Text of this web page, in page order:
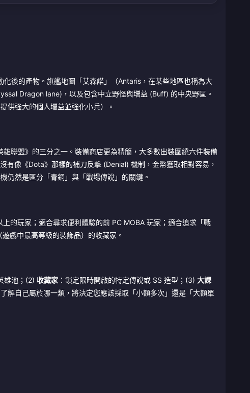
後的產物。旗艦地圖「艾森諾」（Antaris，在某些地區也稱為大
Dragon lane)，以及包含中立野怪與增益 (Buff) 的中央野區。
供強大的個人增益並強化小兵）。
聯盟》的三分之一。裝備商店更為精簡，大多數出裝圍繞六件裝備
有像《Dota》那樣的補刀反擊 (Denial) 機制，金幣獲取相對容易，
仍然是區分「青銅」與「戰場傳說」的關鍵。
的玩家；適合尋求便利體驗的前 PC MOBA 玩家；適合追求「戰
戲中最高等級的裝飾品）的收藏家。
雄池；(2) 收藏家 ：鎖定限時開啟的特定傳說或 SS 造型；(3) 大課
解自己屬於哪一類，將決定您應該採取「小額多次」還是「大額單